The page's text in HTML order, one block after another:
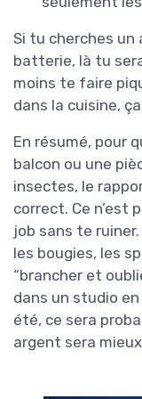
Si tu cherches un
batterie, là tu
moins te faire
dans la cuisine,
En résumé, pour
balcon ou une
insectes, le
correct. Ce n’est
job sans te
les bougies, les
“brancher et
dans un studio
été, ce sera
argent sera